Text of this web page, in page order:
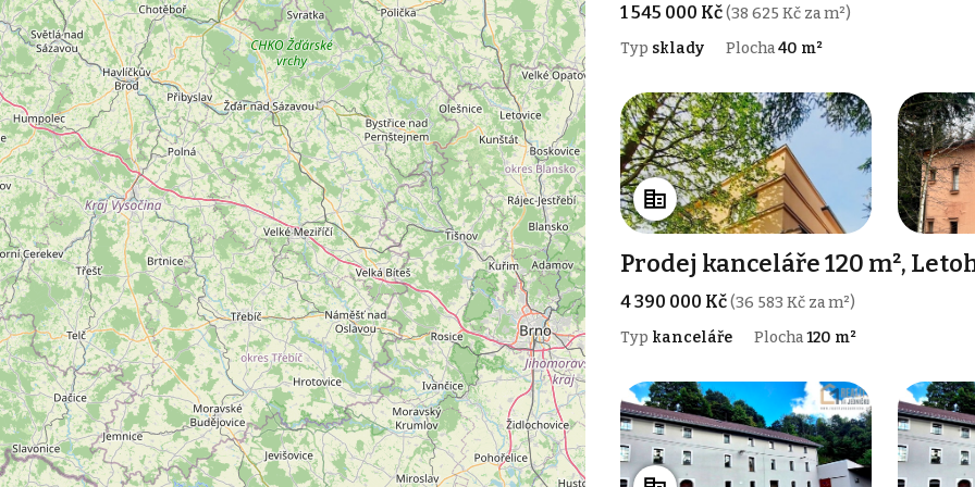
1 545 000 Kč(38 625 Kč za m²)
Typ sklady Plocha40 m²
Prodej kanceláře 120 m²,
4 390 000 Kč(36 583 Kč za m²)
Typ kanceláře Plocha120 m²